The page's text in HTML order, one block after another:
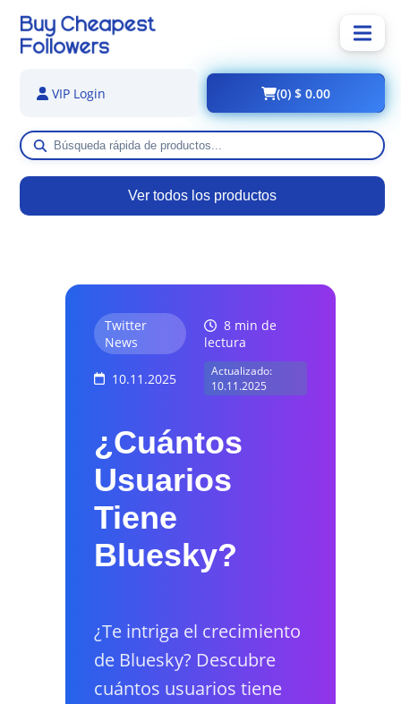
Ver todos los productos
VIP Login (0) $ 0.00
Twitter
News
8 min de
lectura
10.11.2025
Actualizado:
10.11.2025
¿Cuántos
Usuarios
Tiene
Bluesky?
¿Te intriga el crecimiento
de Bluesky? Descubre
cuántos usuarios tiene